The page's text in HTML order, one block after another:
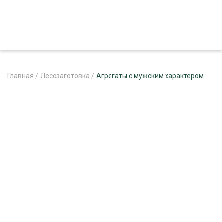
Главная / Лесозаготовка / Агрегаты с мужским характером